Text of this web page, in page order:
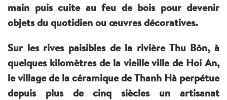
main puis cuite au feu de bois pour devenir
objets du quotidien ou œuvres décoratives.
Sur les rives paisibles de la rivière Thu Bôn, à
quelques kilomètres de la vieille ville de Hoi An,
le village de la céramique de Thanh Hà perpétue
depuis plus de cinq siècles un artisanat